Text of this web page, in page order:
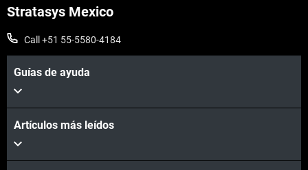
Stratasys Mexico
Call +51 55-5580-4184
Guías de ayuda
Artículos más leídos